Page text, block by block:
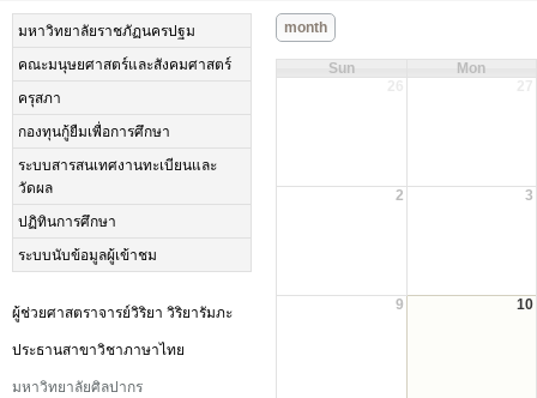
มหาวิทยาลัยราชภัฏนครปฐม
คณะมนุษยศาสตร์และสังคมศาสตร์
ครุสภา
กองทุนกู้ยืมเพื่อการศึกษา
ระบบสารสนเทศงานทะเบียนและ
วัดผล
ปฏิทินการศึกษา
ระบบนับข้อมูลผู้เข้าชม
ผู้ช่วยศาสตราจารย์วิริยา วิริยารัมภะ
ประธานสาขาวิชาภาษาไทย
มหาวิทยาลัยศิลปากร
month
Sun
Mon
2 3
9 10